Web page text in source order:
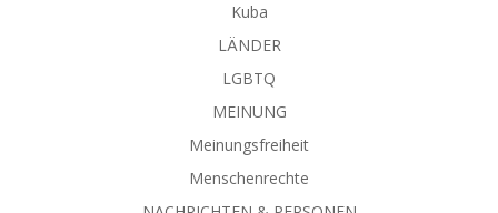
Kuba
LÄNDER
LGBTQ
MEINUNG
Meinungsfreiheit
Menschenrechte